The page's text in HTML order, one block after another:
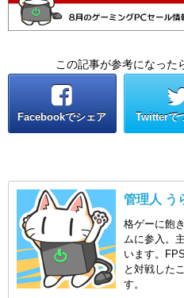
この記事が参考になった
Facebookでシェア Twitterで
管理人 う
格ゲーに飽
ムに参入。
います。
と対戦した
す。